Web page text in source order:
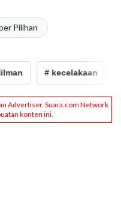
Pilihan
# kecelakaan